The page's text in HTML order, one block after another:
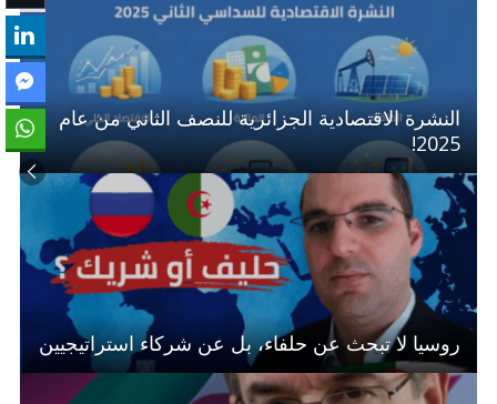
النشرة الاقتصادية الجزائرية للنصف الثاني من عام
2025!
روسيا لا تبحث عن حلفاء، بل عن شركاء استراتيجيين